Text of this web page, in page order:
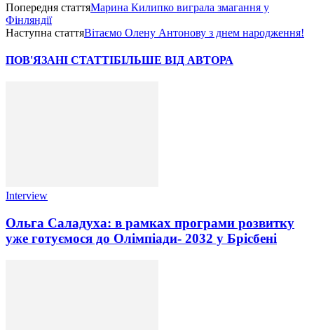
Попередня статтяМарина Килипко виграла змагання у
Фінляндії
Наступна статтяВітаємо Олену Антонову з днем народження!
ПОВ'ЯЗАНІ СТАТТІБІЛЬШЕ ВІД АВТОРА
Interview
Ольга Саладуха: в рамках програми розвитку
уже готуємося до Олімпіади- 2032 у Брісбені